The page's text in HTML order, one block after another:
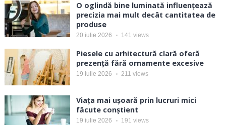
O oglindă bine luminată influențează
precizia mai mult decât cantitatea de
produse
20 iulie 2026 141 views
Piesele cu arhitectură clară oferă
prezență fără ornamente excesive
19 iulie 2026 211 views
Viața mai ușoară prin lucruri mici
făcute conștient
19 iulie 2026 191 views